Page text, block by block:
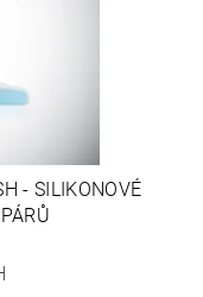
- SILIKONOVÉ